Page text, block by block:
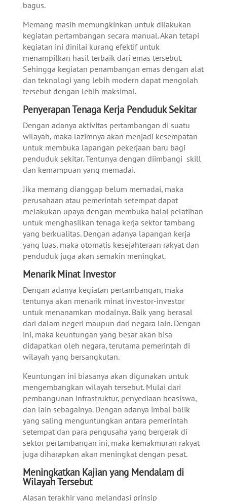
bagus.
Memang masih memungkinkan untuk dilakukan
kegiatan pertambangan secara manual. Akan tetapi
kegiatan ini dinilai kurang efektif untuk
menampilkan hasil terbaik dari emas tersebut.
Sehingga kegiatan penambangan emas dengan alat
dan teknologi yang lebih modern dapat mengolah
tersebut dengan lebih maksimal.
Penyerapan Tenaga Kerja Penduduk Sekitar
Dengan adanya aktivitas pertambangan di suatu
wilayah, maka lazimnya akan menjadi kesempatan
untuk membuka lapangan pekerjaan baru bagi
penduduk sekitar. Tentunya dengan diimbangi skill
dan kemampuan yang memadai.
Jika memang dianggap belum memadai, maka
perusahaan atau pemerintah setempat dapat
melakukan upaya dengan membuka balai pelatihan
untuk menghasilkan tenaga kerja sektor tambang
yang berkualitas. Dengan adanya lapangan kerja
yang luas, maka otomatis kesejahteraan rakyat dan
penduduk juga akan semakin meningkat.
Menarik Minat Investor
Dengan adanya kegiatan pertambangan, maka
tentunya akan menarik minat investor-investor
untuk menanamkan modalnya. Baik yang berasal
dari dalam negeri maupun dari negara lain. Dengan
ini, maka keuntungan yang besar akan bisa
didapatkan oleh negara, terutama pemerintah di
wilayah yang bersangkutan.
Keuntungan ini biasanya akan digunakan untuk
mengembangkan wilayah tersebut. Mulai dari
pembangunan infrastruktur, penyediaan beasiswa,
dan lain sebagainya. Dengan adanya imbal balik
yang saling menguntungkan antara pemerintah
setempat dan para pengusaha yang bergerak di
sektor pertambangan ini, maka kemakmuran rakyat
juga diharapkan akan meningkat dengan pesat.
Meningkatkan Kajian yang Mendalam di
Wilayah Tersebut
Alasan terakhir yang melandasi prinsip